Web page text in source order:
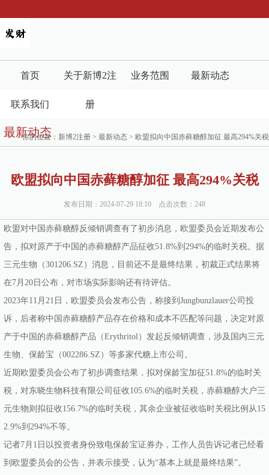
首页 关于新博2注
册
业务范围 最新动态
联系我们
最新动态
你的位置： 新博2注册 > 最新动态 > 欧盟拟向中国赤藓糖醇加征 最高294%关税
欧盟拟向中国赤藓糖醇加征 最高294%关税
发布日期：2024-07-29 18:10 点击次数：248
欧盟对中国赤藓糖醇反倾销调查有了初步消息，欧盟委员会近期发布公
告，拟对原产于中国的赤藓糖醇产品征收51.8%到294%的临时关税。据
三元生物（301206.SZ）消息，目前还不是最终结果，初裁正式结果将
在7月20日公布，对市场实际影响还有待评估。
2023年11月21日，欧盟委员会发布公告，称接到Jungbunzlauer公司投
诉，后者称中国赤藓糖醇产品存在价格和成本不匹配等问题，决定对原
产于中国的赤藓糖醇产品（Erythritol）发起反倾销调查，涉及国内三元
生物、保龄宝（002286.SZ）等多家代糖上市公司。
近期欧盟委员会公布了初步调查结果，拟对保龄宝加征51.8%的临时关
税，对东晓生物科技有限公司征收105.6%的临时关税，赤藓糖醇大户三
元生物则拟征收156.7%的临时关税，其余企业被征收临时关税比例从15
2.9%到294%不等。
记者7月1日以投资者身份致电保龄宝证券办，工作人员告诉记者已经看
到欧盟委员会的公告，并表示接受，认为“基本上就是最终结果”。